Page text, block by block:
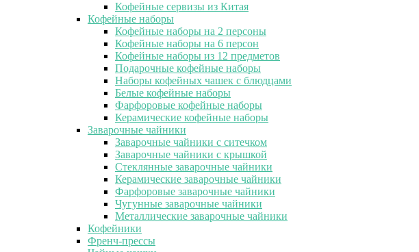
Кофейные сервизы из Китая
Кофейные наборы
Кофейные наборы на 2 персоны
Кофейные наборы на 6 персон
Кофейные наборы из 12 предметов
Подарочные кофейные наборы
Наборы кофейных чашек с блюдцами
Белые кофейные наборы
Фарфоровые кофейные наборы
Керамические кофейные наборы
Заварочные чайники
Заварочные чайники с ситечком
Заварочные чайники с крышкой
Стеклянные заварочные чайники
Керамические заварочные чайники
Фарфоровые заварочные чайники
Чугунные заварочные чайники
Металлические заварочные чайники
Кофейники
Френч-прессы